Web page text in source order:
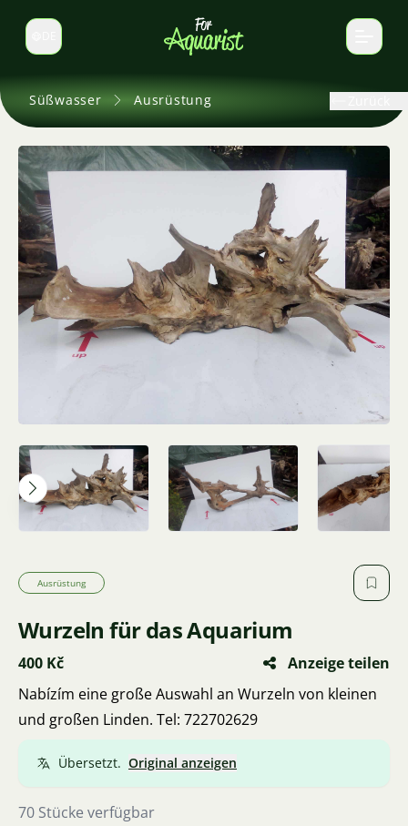
Sprache wechseln
Süßwasser Ausrüstung
Ausrüstung
Wurzeln für das Aquarium
400 Kč
Anzeige teilen
Nabízím eine große Auswahl an Wurzeln von kleinen
und großen Linden. Tel: 722702629
Übersetzt. Original anzeigen
70 Stücke verfügbar